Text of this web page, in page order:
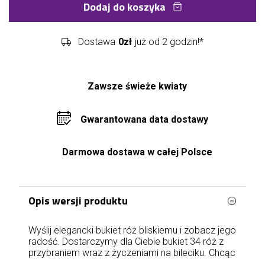
Dodaj do koszyka
Dostawa 0zł już od 2 godzin!*
Zawsze świeże kwiaty
Gwarantowana data dostawy
Darmowa dostawa w całej Polsce
Opis wersji produktu
Wyślij elegancki bukiet róż bliskiemu i zobacz jego
radość. Dostarczymy dla Ciebie bukiet 34 róż z
przybraniem wraz z życzeniami na bileciku. Chcąc